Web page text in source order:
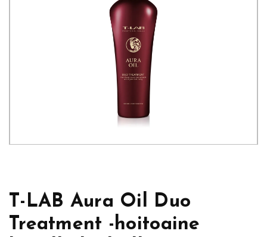
T-LAB Aura Oil Duo
Treatment -hoitoaine